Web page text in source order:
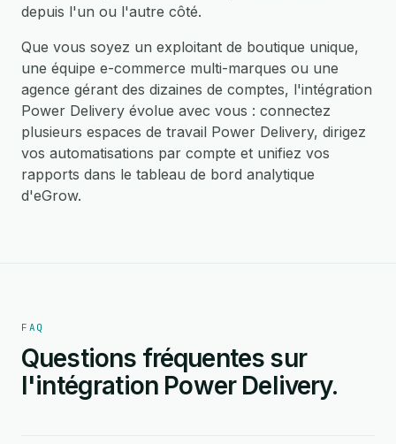
depuis l'un ou l'autre côté.
Que vous soyez un exploitant de boutique unique,
une équipe e-commerce multi-marques ou une
agence gérant des dizaines de comptes, l'intégration
Power Delivery évolue avec vous : connectez
plusieurs espaces de travail Power Delivery, dirigez
vos automatisations par compte et unifiez vos
rapports dans le tableau de bord analytique
d'eGrow.
FAQ
Questions fréquentes sur
l'intégration Power Delivery.